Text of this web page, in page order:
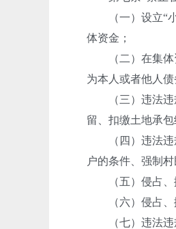
（一）设立“小
体资金；
（二）在集体资
为本人或者他人债
（三）违法违规
留、扣缴土地承
（四）违法违规
户的条件、强制
（五）侵占、挪
（六）侵占、
（七）违法违规